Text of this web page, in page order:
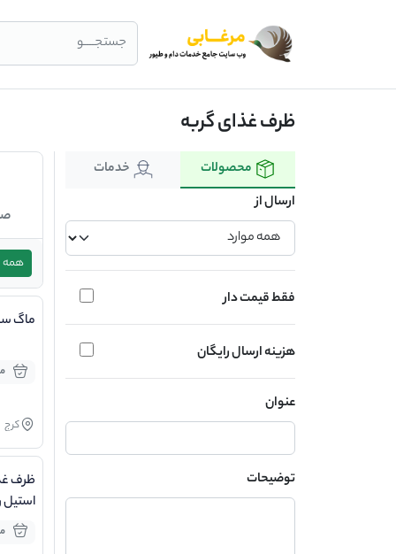
جستجــــو
ظرف غذای گربه
محصولات
خدمات
ارسال از
فقط قیمت دار
هزینه ارسال رایگان
عنوان
توضیحات
همه
ماگ
کرج
ظرف
استیل
قابل